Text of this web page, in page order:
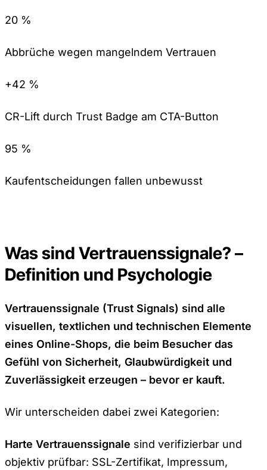
20 %
Abbrüche wegen mangelndem Vertrauen
+42 %
CR-Lift durch Trust Badge am CTA-Button
95 %
Kaufentscheidungen fallen unbewusst
Was sind Vertrauenssignale? –
Definition und Psychologie
Vertrauenssignale (Trust Signals) sind alle
visuellen, textlichen und technischen Elemente
eines Online-Shops, die beim Besucher das
Gefühl von Sicherheit, Glaubwürdigkeit und
Zuverlässigkeit erzeugen – bevor er kauft.
Wir unterscheiden dabei zwei Kategorien:
Harte Vertrauenssignale sind verifizierbar und
objektiv prüfbar: SSL-Zertifikat, Impressum,